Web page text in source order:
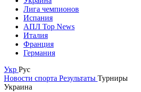
Лига чемпионов
Испания
АПЛ Top News
Италия
Франция
Германия
Укр Рус
Новости спорта Результаты Турниры
Украина